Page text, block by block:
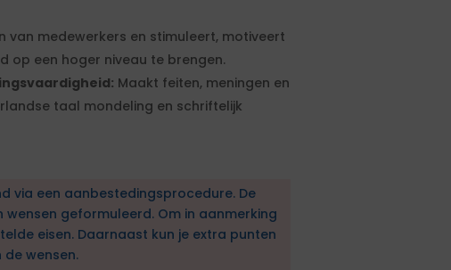
van medewerkers en stimuleert, motiveert
op een hoger niveau te brengen.
Maakt feiten, meningen en
taal mondeling en schriftelijk
via een aanbestedingsprocedure. De
geformuleerd. Om in aanmerking
eisen. Daarnaast kun je extra punten
wensen.